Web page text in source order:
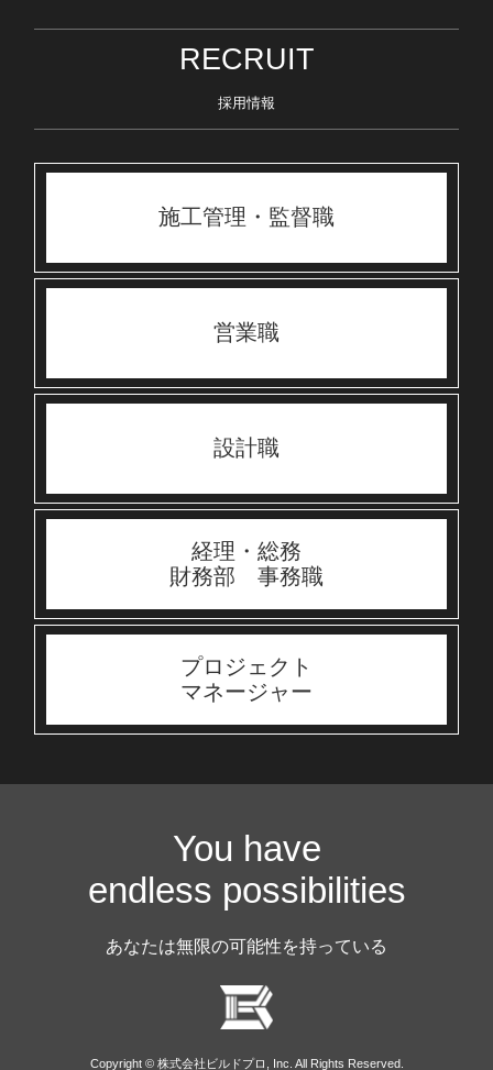
RECRUIT
採用情報
施工管理・監督職
営業職
設計職
経理・総務
財務部 事務職
プロジェクト
マネージャー
You have
endless possibilities
あなたは無限の可能性を持っている
Copyright © 株式会社ビルドプロ, Inc. All Rights Reserved.